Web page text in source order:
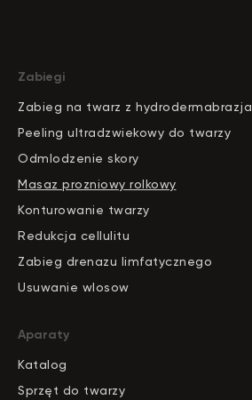
Zabiegi
Zabieg na twarz z hydrodermabrazja
Peeling ultradzwiekowy do twarzy
Odmlodzenie skory
Masaz prozniowy rolkowy
Konturowanie twarzy
Redukcja cellulitu
Zabieg drenazu limfatycznego
Usuwanie wlosow
Aparaty
Katalog
Sprzęt do twarzy